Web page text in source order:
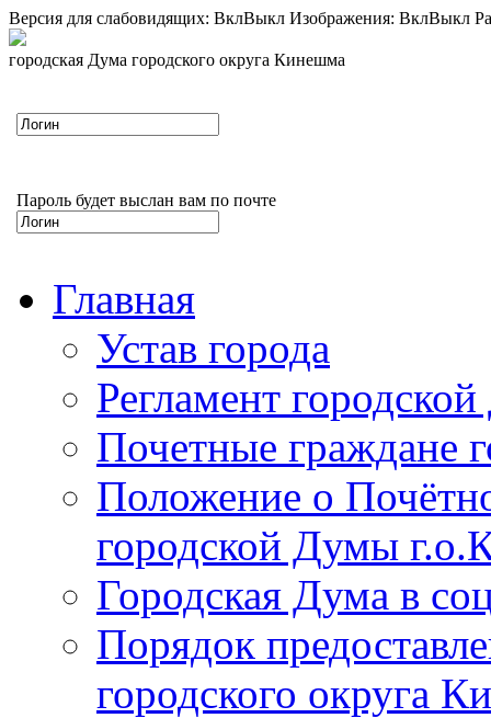
Версия для слабовидящих: ВклВыкл Изображения: ВклВыкл
городская Дума городского округа Кинешма
Пароль будет выслан вам по почте
Главная
Устав города
Регламент
Почетные граждане
Положение о
городской Думы
Городская Дума в
Порядок
городского округа